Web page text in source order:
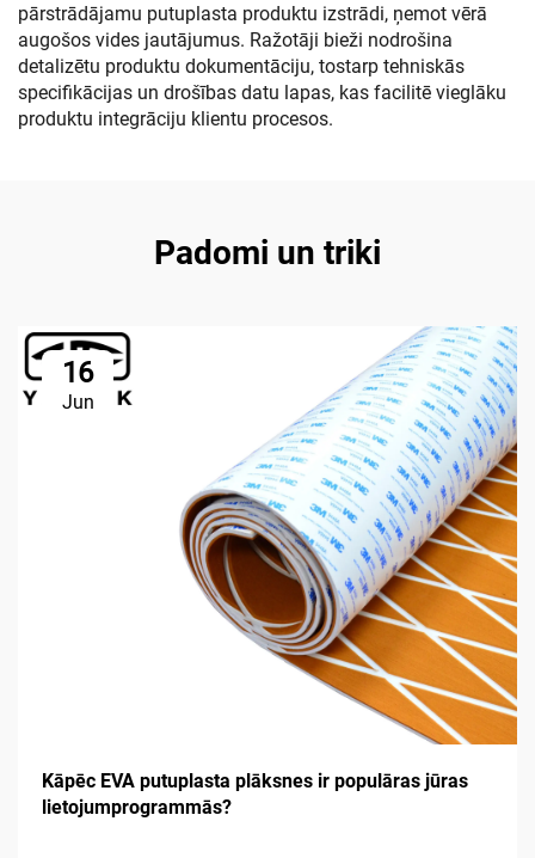
pārstrādājamu putuplasta produktu izstrādi, ņemot vērā
augošos vides jautājumus. Ražotāji bieži nodrošina
detalizētu produktu dokumentāciju, tostarp tehniskās
specifikācijas un drošības datu lapas, kas facilitē vieglāku
produktu integrāciju klientu procesos.
Padomi un triki
16
Jun
Kāpēc EVA putuplasta plāksnes ir populāras jūras
lietojumprogrammās?